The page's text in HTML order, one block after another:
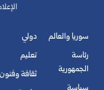
سوريا والعالم
رئاسة
الجمهورية
دولي
تعليم
ثقافة وفنون